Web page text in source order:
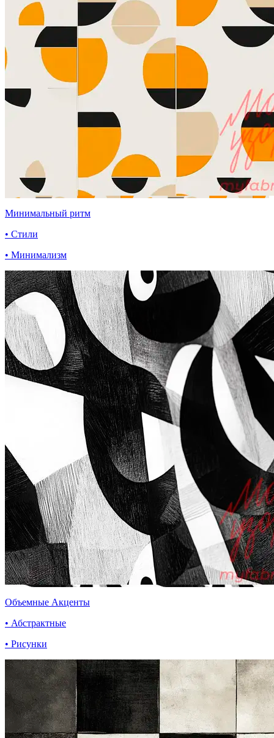
Минимальный ритм
• Стили
• Минимализм
Объемные Акценты
• Абстрактные
• Рисунки